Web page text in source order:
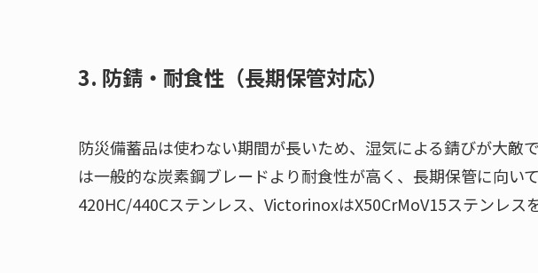
3. 防錆・耐食性（長期保管対応）
防災備蓄品は使わない期間が長いため、湿気による錆びが大敵で
は一般的な炭素鋼ブレードより耐食性が高く、長期保管に向い
420HC/440Cステンレス、VictorinoxはX50CrMoV15ステンレス